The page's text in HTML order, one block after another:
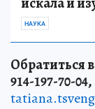
НАУКА
Обратиться
914-197-70-